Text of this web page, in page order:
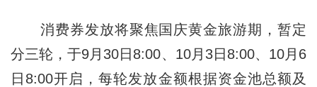
消费券发放将聚焦国庆黄金旅游期，暂定
分三轮，于9月30日8:00、10月3日8:00、10月6
日8:00开启，每轮发放金额根据资金池总额及